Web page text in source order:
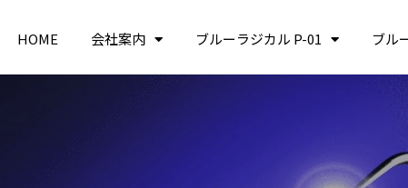
HOME 会社案内 ブルーラジカル P-01 ブル